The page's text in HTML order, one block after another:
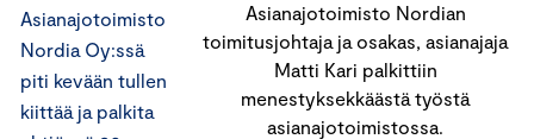
Asianajotoimisto Nordian
toimitusjohtaja ja osakas, asianajaja
Matti Kari palkittiin
menestyksekkäästä työstä
asianajotoimistossa.
Asianajotoimisto
Nordia Oy:ssä
piti kevään tullen
kiittää ja palkita